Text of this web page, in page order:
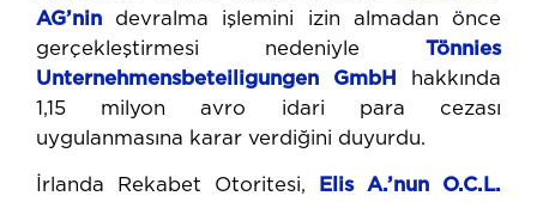
AG’nin devralma işlemini izin almadan önce
gerçekleştirmesi nedeniyle Tönnies
Unternehmensbeteiligungen GmbH
hakkında
1,15 milyon avro idari para cezası
uygulanmasına karar verdiğini duyurdu.
İrlanda Rekabet Otoritesi,
Elis A.’nun O.C.L.